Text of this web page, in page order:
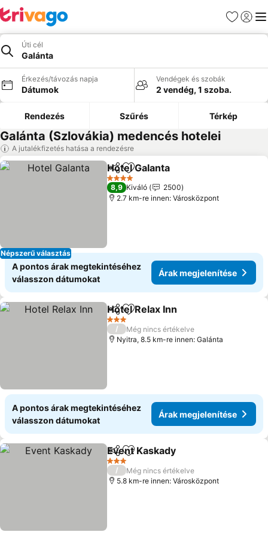
Kedvencek
Úti cél
Galánta
Érkezés/távozás napja
Dátumok
Vendégek és szobák
2 vendég, 1 szoba.
Rendezés Szűrés Térkép
Galánta (Szlovákia) medencés hotelei
A jutalékfizetés hatása a rendezésre
Népszerű választás
Megosztás
Hozzáadás a kedvencekhez
Hotel Galanta
4 Kategória
8,9 Kiváló
2500
2.7 km-re innen: Városközpont
A pontos árak megtekintéséhez
válasszon dátumokat
Árak megjelenítése
Megosztás
Hozzáadás a kedvencekhez
Hotel Relax Inn
3 Kategória
/
Még nincs értékelve
Nyitra, 8.5 km-re innen: Galánta
A pontos árak megtekintéséhez
válasszon dátumokat
Árak megjelenítése
Megosztás
Hozzáadás a kedvencekhez
Event Kaskady
3 Kategória
/
Még nincs értékelve
5.8 km-re innen: Városközpont